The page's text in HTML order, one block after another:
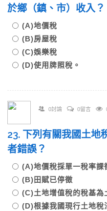
於鄉（鎮、市）收入
(A)地價稅
(B)房屋稅
(C)娛樂稅
(D)使用牌照稅。
0討論 0留言
23. 下列有關我國土地
者錯誤？
(A)地價稅採單一稅率
(B)田賦已停徵
(C)土地增值稅的稅基
(D)根據我國現行土地稅